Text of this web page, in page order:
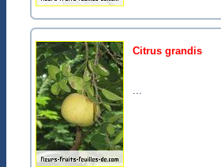
citrus grandis
...